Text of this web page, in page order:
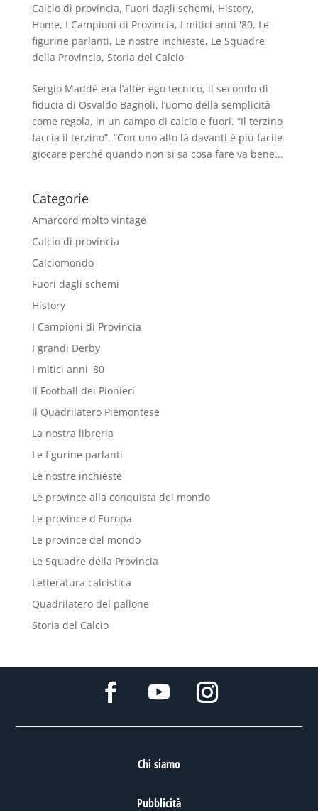
Calcio di provincia, Fuori dagli schemi, History,
Home, I Campioni di Provincia, I mitici anni '80, Le
figurine parlanti, Le nostre inchieste, Le Squadre
della Provincia, Storia del Calcio
Sergio Maddè era l’alter ego tecnico, il secondo di
fiducia di Osvaldo Bagnoli, l’uomo della semplicità
come regola, in un campo di calcio e fuori. “Il terzino
faccia il terzino”, “Con uno alto là davanti è più facile
giocare perché quando non si sa cosa fare va bene...
Categorie
Amarcord molto vintage
Calcio di provincia
Calciomondo
Fuori dagli schemi
History
I Campioni di Provincia
I grandi Derby
I mitici anni '80
Il Football dei Pionieri
Il Quadrilatero Piemontese
La nostra libreria
Le figurine parlanti
Le nostre inchieste
Le province alla conquista del mondo
Le province d'Europa
Le province del mondo
Le Squadre della Provincia
Letteratura calcistica
Quadrilatero del pallone
Storia del Calcio
Chi siamo
Pubblicità